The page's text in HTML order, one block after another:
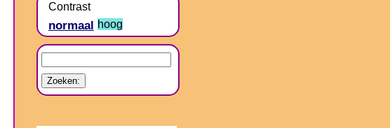
Contrast
normaal hoog